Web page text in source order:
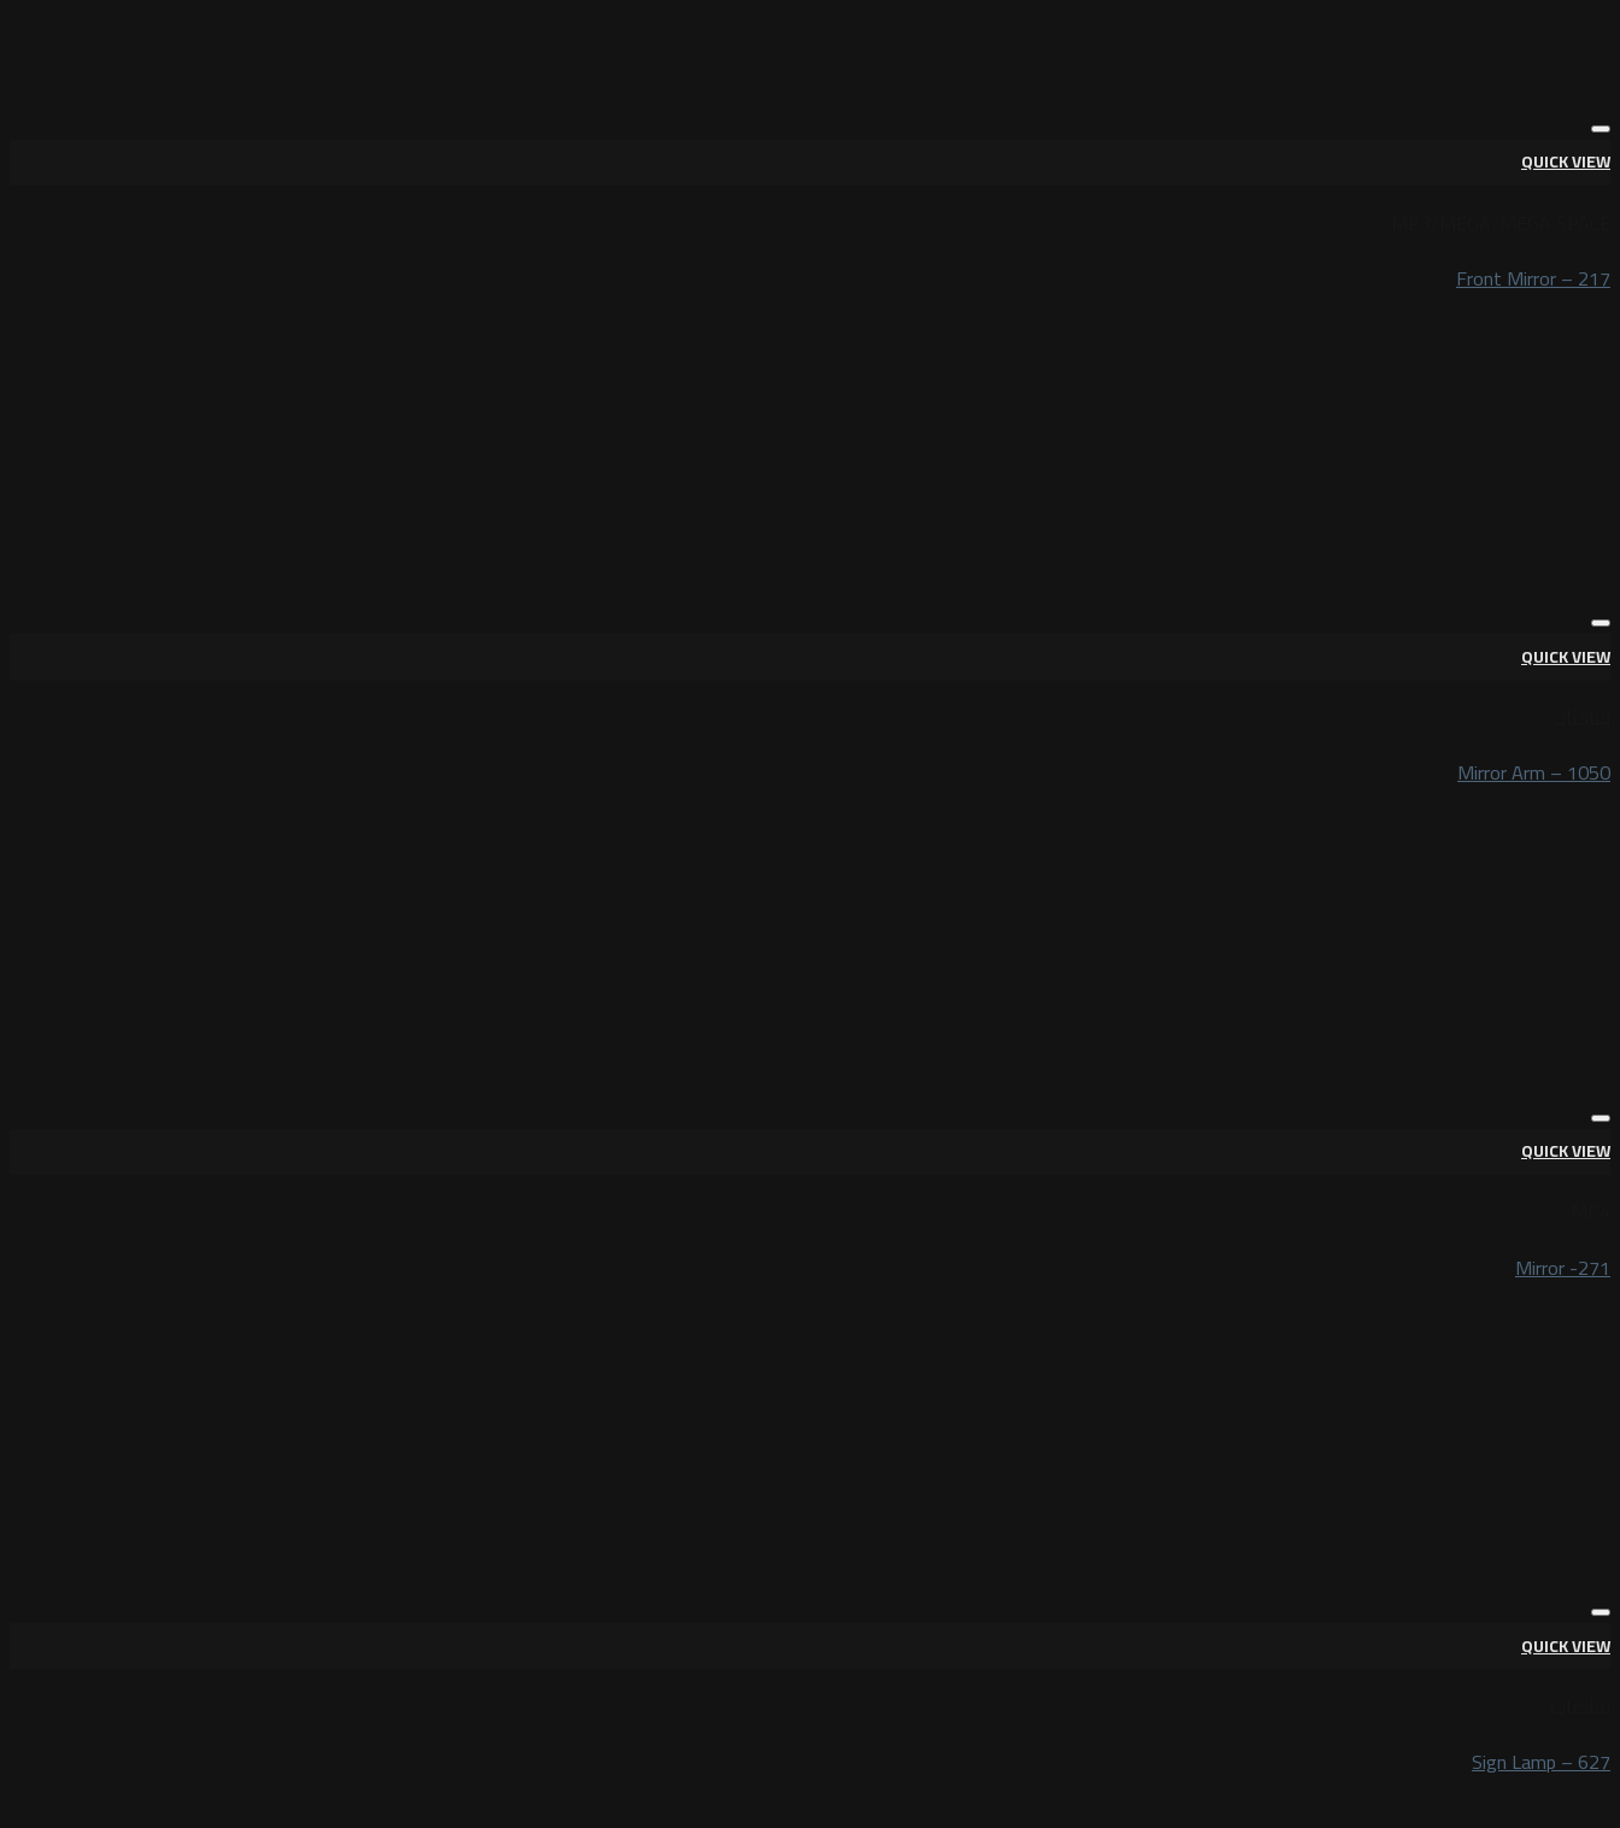
QUICK VIEW
Front Mirror – 217
QUICK VIEW
Mirror Arm – 1050
QUICK VIEW
Mirror -271
QUICK VIEW
Sign Lamp – 627